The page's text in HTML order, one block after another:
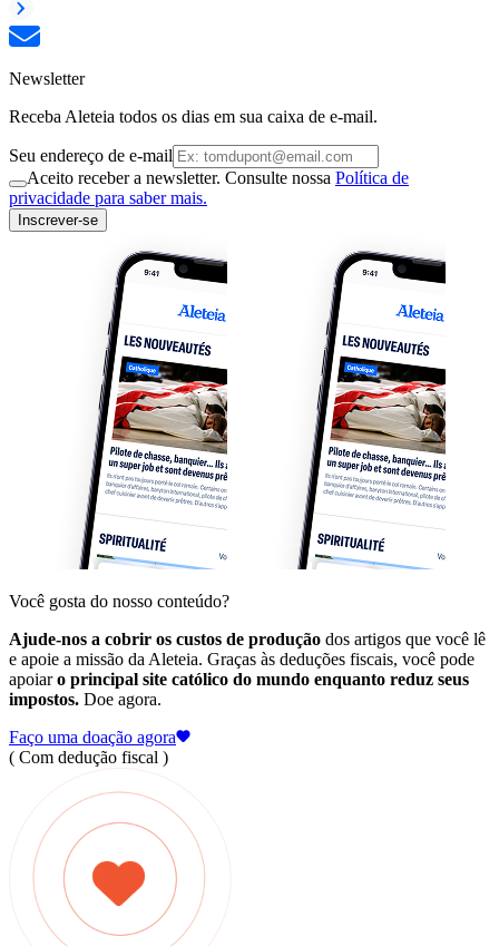
Newsletter
Receba Aleteia todos os dias em sua caixa de e-mail.
Seu endereço de e-mail
Aceito receber a newsletter. Consulte nossa Política de
privacidade para saber mais.
Inscrever-se
Você gosta do nosso conteúdo?
Ajude-nos a cobrir os custos de produção dos artigos que você lê
e apoie a missão da Aleteia. Graças às deduções fiscais, você pode
apoiaro principal site católico do mundo enquanto reduz seus
impostos. Doe agora.
Faço uma doação agora
( Com dedução fiscal )